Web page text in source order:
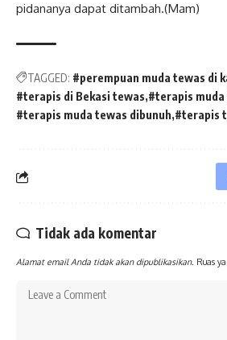
pidananya dapat ditambah.(Mam)
TAGGED: #perempuan muda tewas di
#terapis di Bekasi tewas #terapis muda
#terapis muda tewas dibunuh #terapis
Tidak ada komentar
Alamat email Anda tidak akan dipublikasikan. Ruas